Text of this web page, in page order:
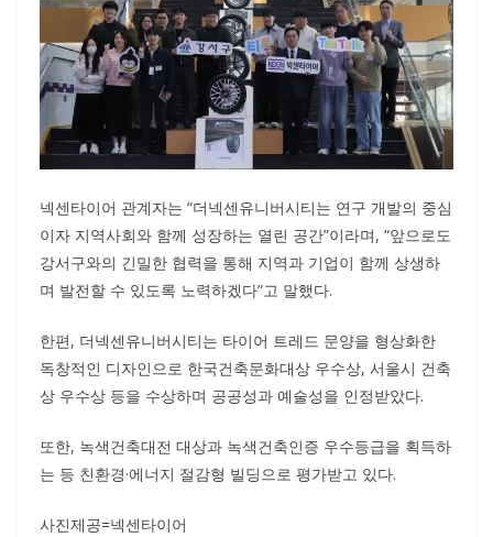
넥센타이어 관계자는 “더넥센유니버시티는 연구 개발의 중심
이자 지역사회와 함께 성장하는 열린 공간”이라며, “앞으로도
강서구와의 긴밀한 협력을 통해 지역과 기업이 함께 상생하
며 발전할 수 있도록 노력하겠다”고 말했다.
한편, 더넥센유니버시티는 타이어 트레드 문양을 형상화한
독창적인 디자인으로 한국건축문화대상 우수상, 서울시 건축
상 우수상 등을 수상하며 공공성과 예술성을 인정받았다.
또한, 녹색건축대전 대상과 녹색건축인증 우수등급을 획득하
는 등 친환경·에너지 절감형 빌딩으로 평가받고 있다.
사진제공=넥센타이어